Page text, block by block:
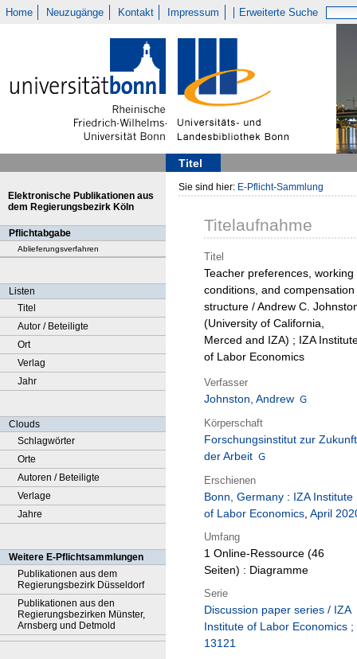
Home Neuzugänge Kontakt Impressum Erweiterte Suche
Titel
Elektronische Publikationen aus
dem Regierungsbezirk Köln
Pflichtabgabe
Ablieferungsverfahren
Listen
Titel
Autor / Beteiligte
Ort
Verlag
Jahr
Clouds
Schlagwörter
Orte
Autoren / Beteiligte
Verlage
Jahre
Weitere E-Pflichtsammlungen
Publikationen aus dem
Regierungsbezirk Düsseldorf
Publikationen aus den
Regierungsbezirken Münster,
Arnsberg und Detmold
Sie sind hier: E-Pflicht-Sammlung
Titelaufnahme
Titel
Teacher preferences, working
conditions, and compensation
structure / Andrew C.
(University of California,
Merced and IZA) ; IZA
of Labor Economics
Verfasser
Johnston, Andrew
Körperschaft
Forschungsinstitut zur Zukunft
der Arbeit
Erschienen
Bonn, Germany : IZA Institute
of Labor Economics, April
Umfang
1 Online-Ressource (46
Seiten) : Diagramme
Serie
Discussion paper series / IZA
Institute of Labor Economics ;
13121